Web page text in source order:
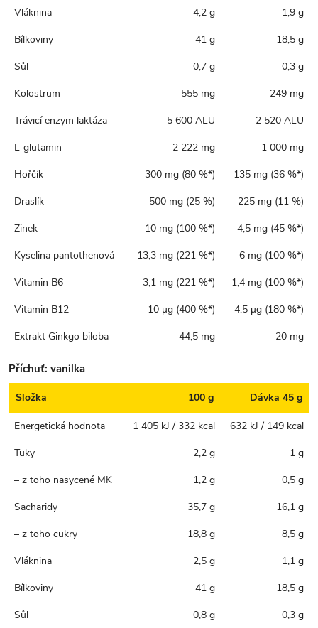
Vláknina 4,2 g
1,9 g
Bílkoviny
41 g
18,5 g
Sůl
0,7 g
0,3 g
Kolostrum
555 mg
249 mg
Trávicí enzym laktáza
5 600 ALU
2 520 ALU
L-glutamin
2 222 mg
1 000 mg
Hořčík
300 mg (80 %*)
135 mg (36 %*)
Draslík
500 mg (25 %)
225 mg (11 %)
Zinek
10 mg (100 %*)
4,5 mg (45 %*)
Kyselina pantothenová
13,3 mg (221 %*)
6 mg (100 %*)
Vitamin B6
3,1 mg (221 %*)
1,4 mg (100 %*)
Vitamin B12
10 µg (400 %*)
4,5 µg (180 %*)
Extrakt Ginkgo biloba
44,5 mg 20 mg
Příchuť: vanilka
Složka 100 g Dávka 45 g
Energetická hodnota 1 405 kJ / 332 kcal
632 kJ / 149 kcal
Tuky
2,2 g
1 g
– z toho nasycené MK
1,2 g
0,5 g
Sacharidy
35,7 g
16,1 g
– z toho cukry
18,8 g
8,5 g
Vláknina
2,5 g
1,1 g
Bílkoviny
41 g
18,5 g
Sůl
0,8 g
0,3 g